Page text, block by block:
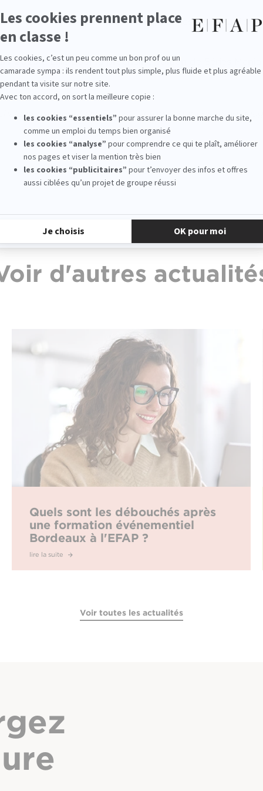
entre l’EFAP et Séries Mania, que les trois
presse.
2025à Lille pour la prochaine édition de Séries Mania
Lilly, Elsa et Victoria pour ces
d'autres
Quels sont les débouchés après
une formation événementiel
Bordeaux à l'EFAP ?
lire la suite
Voir toutes les actualités